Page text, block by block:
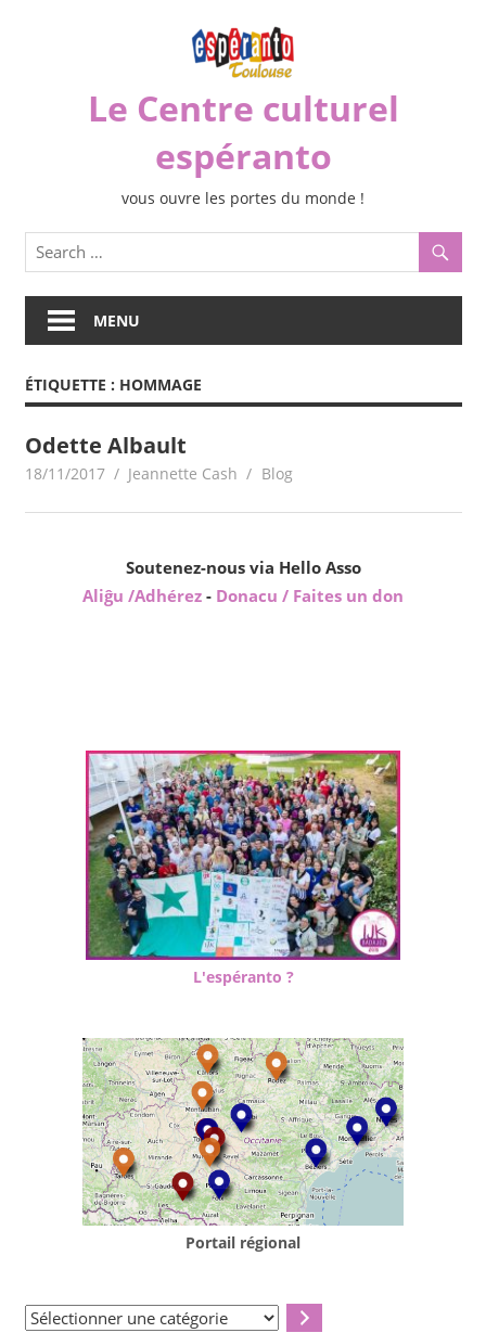
Le Centre culturel
espéranto
vous ouvre les portes du monde !
MENU
ÉTIQUETTE : HOMMAGE
Odette Albault
18/11/2017 Jeannette Cash Blog
Soutenez-nous via Hello Asso
Aliĝu /Adhérez - Donacu / Faites un don
L'espéranto ?
Portail régional
Sélectionner